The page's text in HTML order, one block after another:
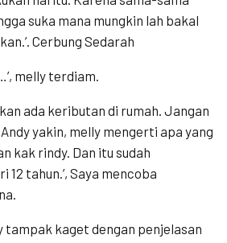
suka mana mungkin lah bakal
Cerbung Sedarah
melly terdiam.
kan ada keributan di rumah. Jangan
yakin, melly mengerti apa yang
kak rindy. Dan itu sudah
12 tahun.’, Saya mencoba
tampak kaget dengan penjelasan